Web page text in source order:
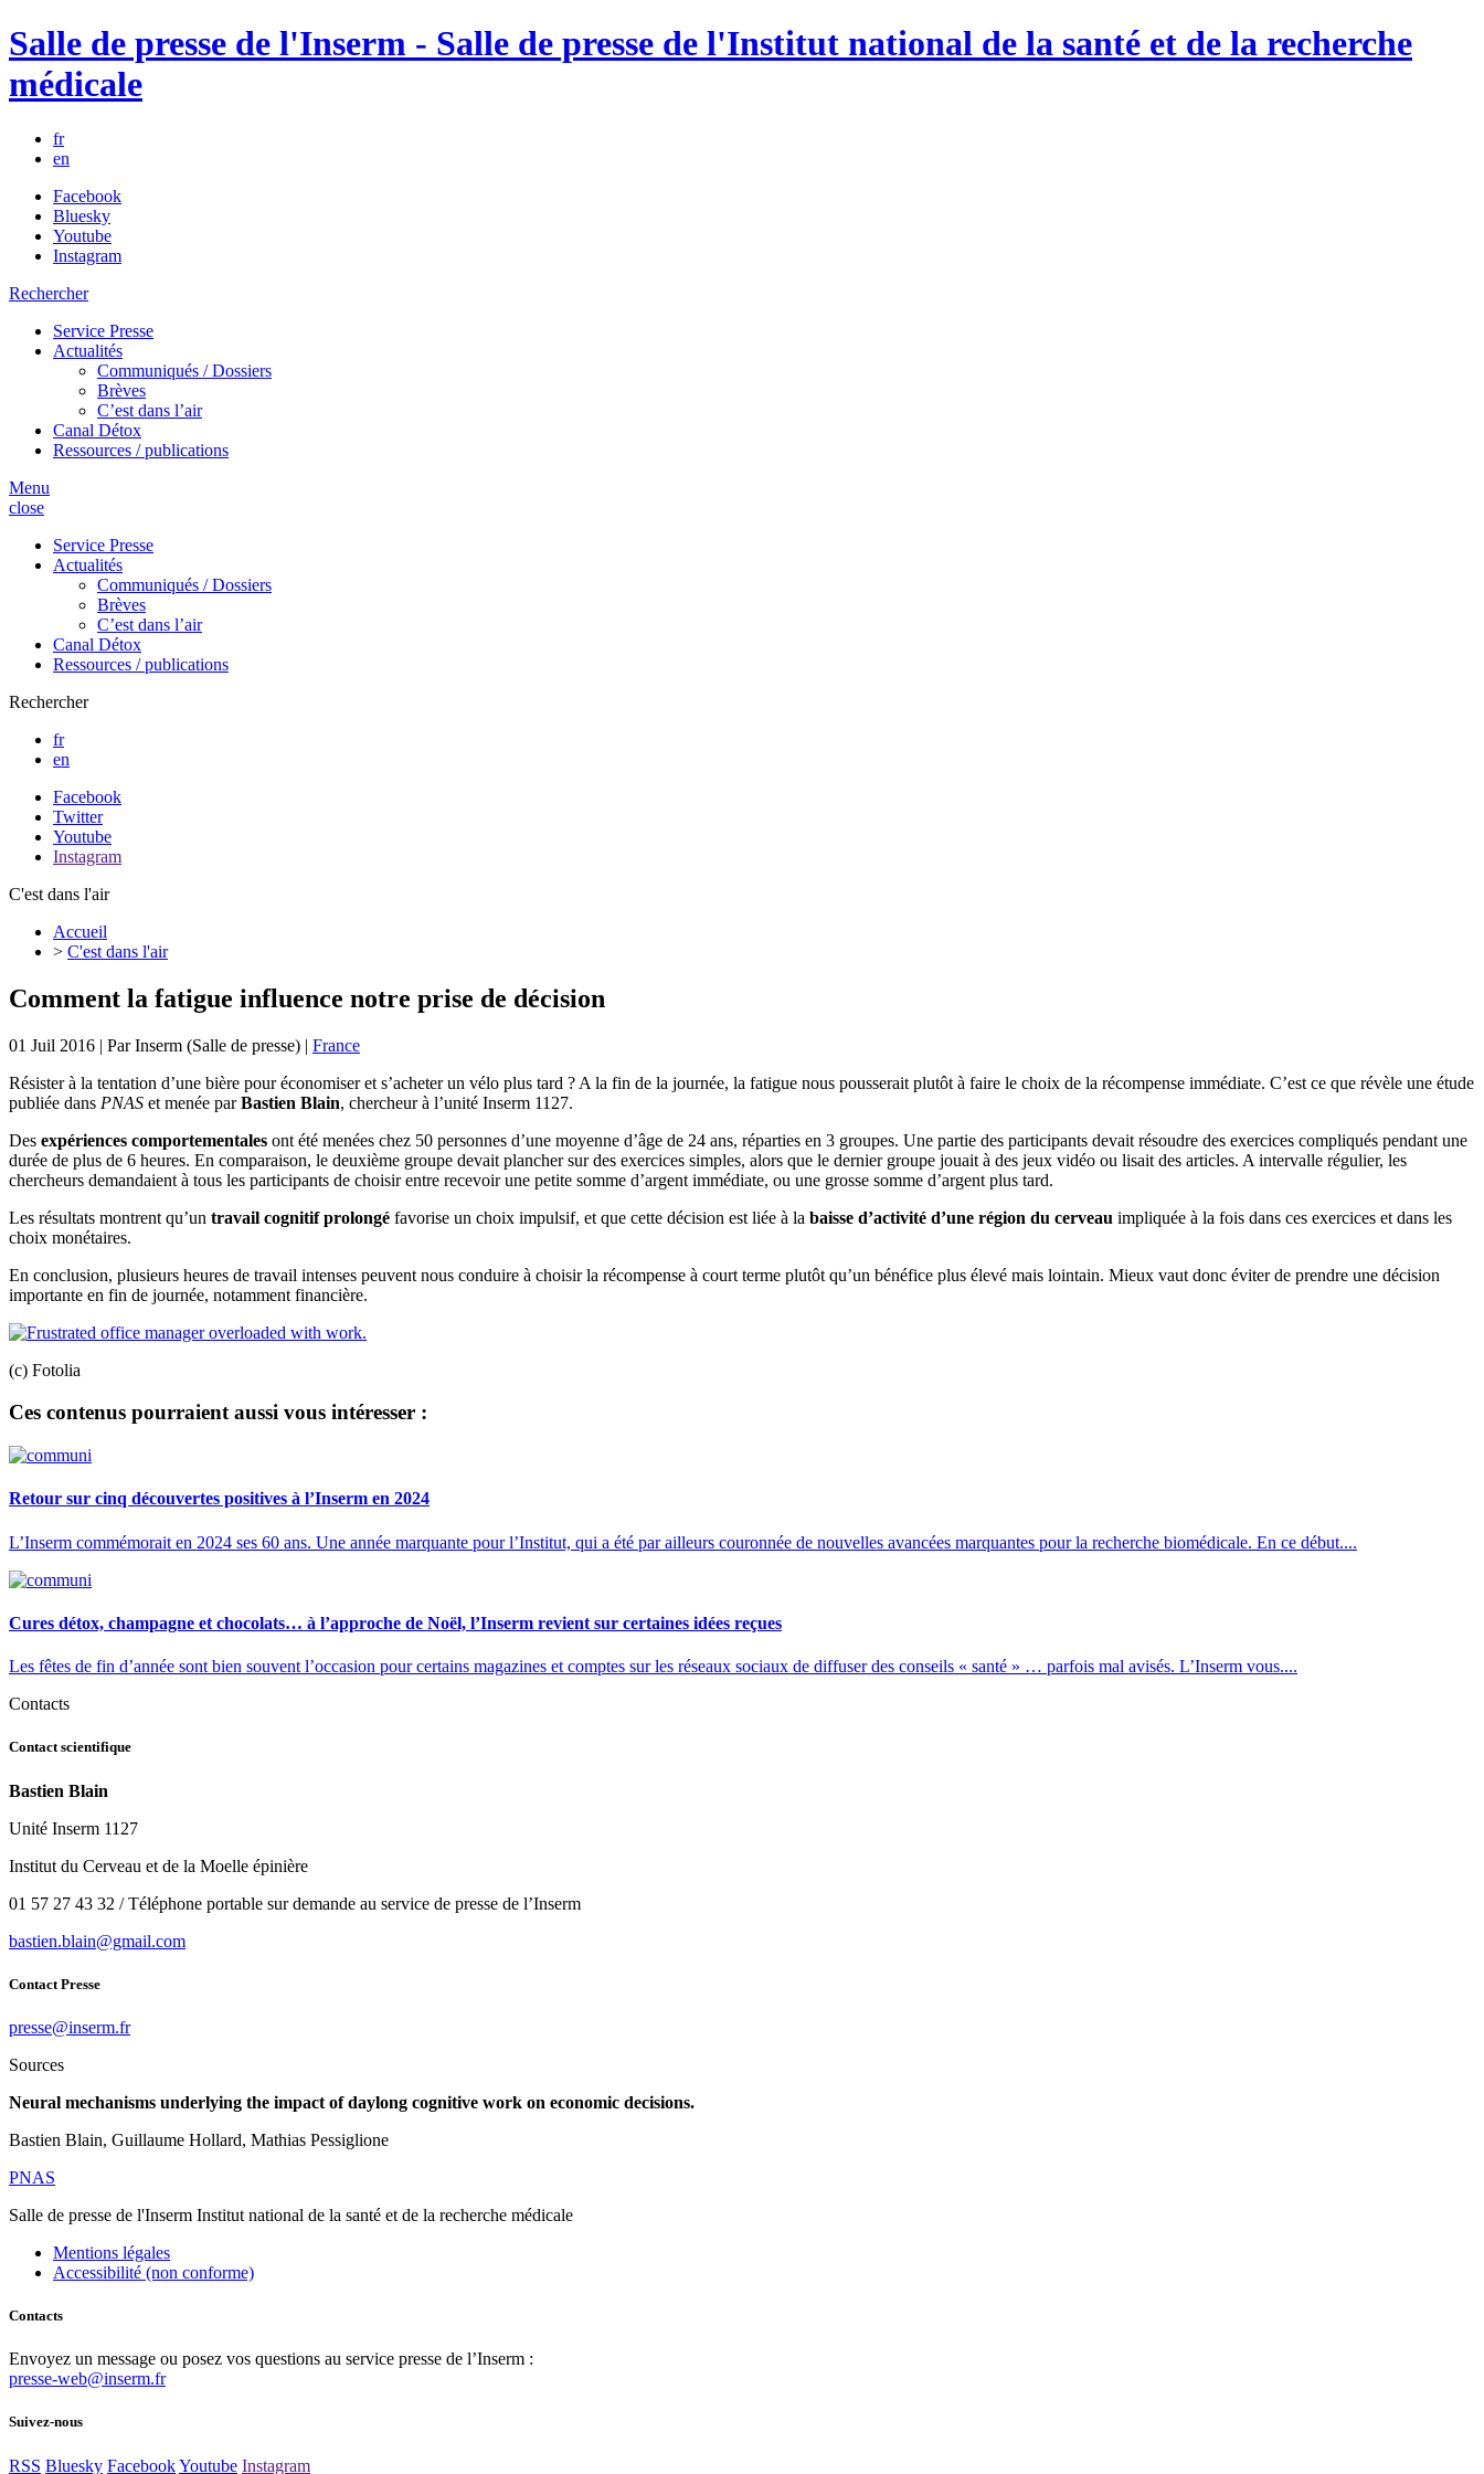
Salle de presse de l'Inserm - Salle de presse de l'Institut national de la santé et de la recherche
médicale
fr
en
Facebook
Bluesky
Youtube
Instagram
Rechercher
Service Presse
Actualités
Communiqués / Dossiers
Brèves
C’est dans l’air
Canal Détox
Ressources / publications
Menu
close
Service Presse
Actualités
Communiqués / Dossiers
Brèves
C’est dans l’air
Canal Détox
Ressources / publications
Rechercher
fr
en
Facebook
Twitter
Youtube
Instagram
C'est dans l'air
Accueil
> C'est dans l'air
Comment la fatigue influence notre prise de décision
01 Juil 2016 | ParInserm (Salle de presse) | France
Résister à la tentation d’une bière pour économiser et s’acheter un vélo plus tard ? A la fin de la journée, la fatigue nous pousserait plutôt à faire le choix de la récompense immédiate. C’est ce que révèle une étude
publiée dans PNAS et menée parBastien Blain, chercheur à l’unité Inserm 1127.
Des expériences comportementales ont été menées chez 50 personnes d’une moyenne d’âge de 24 ans, réparties en 3 groupes. Une partie des participants devait résoudre des exercices compliqués pendant une
durée de plus de 6 heures. En comparaison, le deuxième groupe devait plancher sur des exercices simples, alors que le dernier groupe jouait à des jeux vidéo ou lisait des articles. A intervalle régulier, les
chercheurs demandaient à tous les participants de choisir entre recevoir une petite somme d’argent immédiate, ou une grosse somme d’argent plus tard.
Les résultats montrent qu’un travail cognitif prolongé favorise un choix impulsif, et que cette décision est liée à la baisse d’activité d’une région du cerveau impliquée à la fois dans ces exercices et dans les
choix monétaires.
En conclusion, plusieurs heures de travail intenses peuvent nous conduire à choisir la récompense à court terme plutôt qu’un bénéfice plus élevé mais lointain. Mieux vaut donc éviter de prendre une décision
importante en fin de journée, notamment financière.
(c) Fotolia
Ces contenus pourraient aussi vous intéresser :
Retour sur cinq découvertes positives à l’Inserm en 2024
L’Inserm commémorait en 2024 ses 60 ans. Une année marquante pour l’Institut, qui a été par ailleurs couronnée de nouvelles avancées marquantes pour la recherche biomédicale. En ce début....
Cures détox, champagne et chocolats… à l’approche de Noël, l’Inserm revient sur certaines idées reçues
Les fêtes de fin d’année sont bien souvent l’occasion pour certains magazines et comptes sur les réseaux sociaux de diffuser des conseils « santé » … parfois mal avisés. L’Inserm vous....
Contacts
Contact scientifique
Bastien Blain
Unité Inserm 1127
Institut du Cerveau et de la Moelle épinière
01 57 27 43 32 / Téléphone portable sur demande au service de presse de l’Inserm
moc.liamg@nialb.neitsab
Contact Presse
rf.mresni@esserp
Sources
Neural mechanisms underlying the impact of daylong cognitive work on economic decisions.
Bastien Blain, Guillaume Hollard, Mathias Pessiglione
PNAS
Salle de presse de l'Inserm Institut national de la santé et de la recherche médicale
Mentions légales
Accessibilité (non conforme)
Contacts
Envoyez un message ou posez vos questions au service presse de l’Inserm :
presse-web@inserm.fr
Suivez-nous
RSS Bluesky FacebookYoutube Instagram